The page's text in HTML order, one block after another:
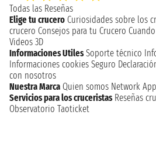
Todas las Reseñas
Elige tu crucero Curiosidades sobre los
crucero Consejos para tu Crucero
Videos 3D
Informaciones Utiles Soporte técnico
Informaciones cookies Seguro
con nosotros
Nuestra Marca Quien somos Network
Servicios para los cruceristas Reseñas
Observatorio Taoticket